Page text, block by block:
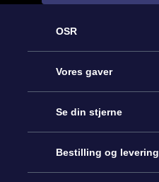
OSR
Kundeservice
Kontakt os
Bloggen
Vores gaver
Online Stjernegave
OSR Gavepakke
Se din stjerne
Star Register
Bestilling og levering